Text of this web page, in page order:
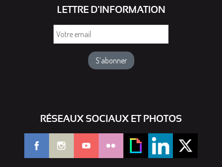
LETTRE D'INFORMATION
RÉSEAUX SOCIAUX ET PHOTOS